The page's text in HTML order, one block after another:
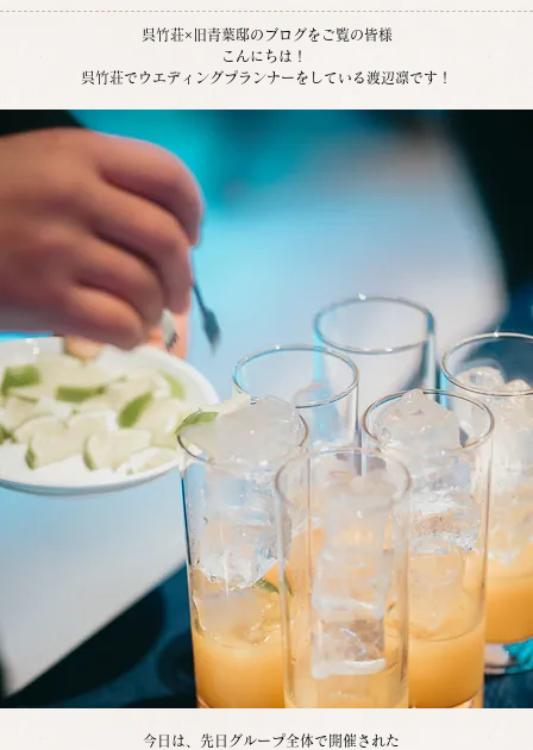
呉竹荘×旧青葉邸のブログをご覧の皆様
こんにちは！
呉竹荘でウエディングプランナーをしている渡辺凛です！
  今日は、先日グループ全体で開催された